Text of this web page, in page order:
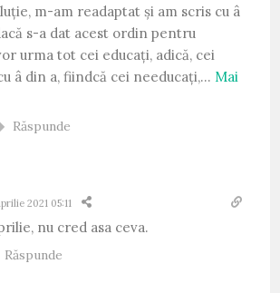
m-am readaptat și am scris cu â
s-a dat acest ordin pentru
urma tot cei educați, adică, cei
â din a, fiindcă cei needucați,… Mai
Răspunde
2021 05:11
nu cred asa ceva.
Răspunde